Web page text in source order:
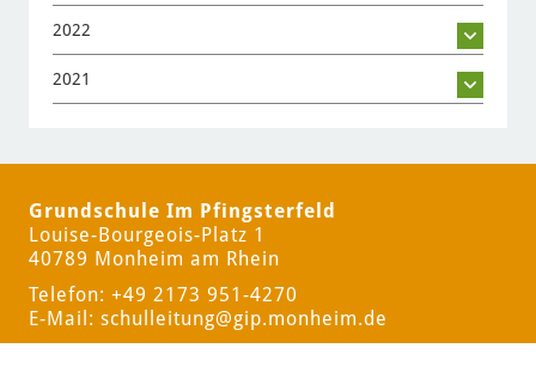
2022
2021
Grundschule Im Pfingsterfeld
Louise-Bourgeois-Platz 1
40789 Monheim am Rhein
Telefon: +49 2173 951-4270
E-Mail: schulleitung@gip.monheim.de